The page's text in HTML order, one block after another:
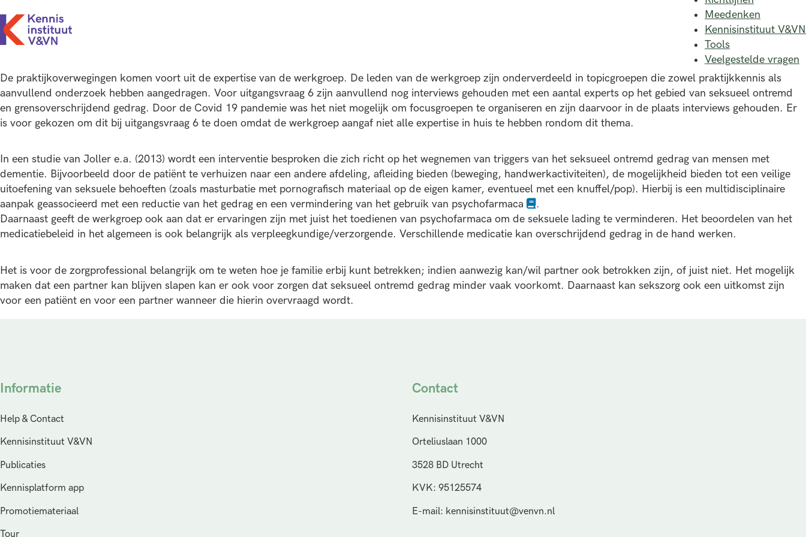
Meedenken
Kennisinstituut V&VN
Tools
Veelgestelde vragen
De praktijkoverwegingen komen voort uit de expertise van de werkgroep. De leden van de werkgroep zijn onderverdeeld in topicgroepen die zowel praktijkkennis als
aanvullend onderzoek hebben aangedragen. Voor uitgangsvraag 6 zijn aanvullend nog interviews gehouden met een aantal experts op het gebied van seksueel ontremd
en grensoverschrijdend gedrag. Door de Covid 19 pandemie was het niet mogelijk om focusgroepen te organiseren en zijn daarvoor in de plaats interviews gehouden. Er
is voor gekozen om dit bij uitgangsvraag 6 te doen omdat de werkgroep aangaf niet alle expertise in huis te hebben rondom dit thema.
In een studie van Joller e.a. (2013) wordt een interventie besproken die zich richt op het wegnemen van triggers van het seksueel ontremd gedrag van mensen met
dementie. Bijvoorbeeld door de patiënt te verhuizen naar een andere afdeling, afleiding bieden (beweging, handwerkactiviteiten), de mogelijkheid bieden tot een veilige
uitoefening van seksuele behoeften (zoals masturbatie met pornografisch materiaal op de eigen kamer, eventueel met een knuffel/pop). Hierbij is een multidisciplinaire
aanpak geassocieerd met een reductie van het gedrag en een vermindering van het gebruik van psychofarmaca
.
Daarnaast geeft de werkgroep ook aan dat er ervaringen zijn met juist het toedienen van psychofarmaca om de seksuele lading te verminderen. Het beoordelen van het
medicatiebeleid in het algemeen is ook belangrijk als verpleegkundige/verzorgende. Verschillende medicatie kan overschrijdend gedrag in de hand werken.
Het is voor de zorgprofessional belangrijk om te weten hoe je familie erbij kunt betrekken; indien aanwezig kan/wil partner ook betrokken zijn, of juist niet. Het mogelijk
maken dat een partner kan blijven slapen kan er ook voor zorgen dat seksueel ontremd gedrag minder vaak voorkomt. Daarnaast kan sekszorg ook een uitkomst zijn
voor een patiënt en voor een partner wanneer die hierin overvraagd wordt.
Informatie
Help & Contact
Kennisinstituut V&VN
Publicaties
Kennisplatform app
Promotiemateriaal
Tour
Contact
Kennisinstituut V&VN
Orteliuslaan 1000
3528 BD Utrecht
KVK: 95125574
E-mail: kennisinstituut@venvn.nl